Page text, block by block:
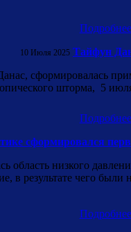
Подробнее
10 Июля 2025 Тайфун
сформировалась
шторма, 5
Подробнее
сформировался
низкого
результате чего были
Подробнее